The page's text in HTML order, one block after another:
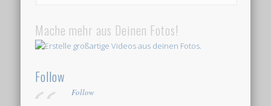
Mache mehr aus Deinen Fotos!
Follow
Follow